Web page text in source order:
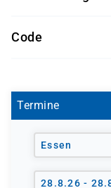
- regionale
und andere
Code
Termine
Essen
28.8.26 -